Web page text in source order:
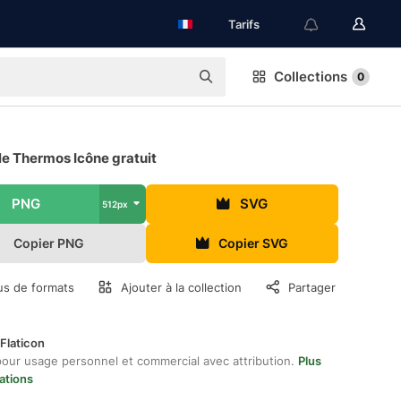
Tarifs
Collections 0
Thermos Icône gratuit
PNG 512px SVG
Copier PNG Copier SVG
de formats Ajouter à la collection Partager
usage personnel et commercial avec attribution. Plus